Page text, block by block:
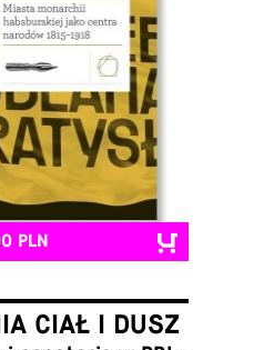
PLN
CIAŁ I DUSZ